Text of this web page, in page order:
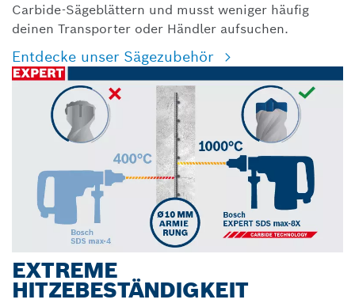
Carbide-Sägeblättern und musst weniger häufig
deinen Transporter oder Händler aufsuchen.
Entdecke unser Sägezubehör
EXTREME
HITZEBESTÄNDIGKEIT